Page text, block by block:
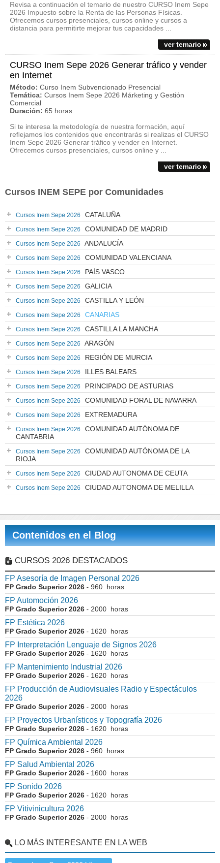
Revisa a continuación el temario de nuestro CURSO Inem Sepe
2026 Impuesto sobre la Renta de las Personas Físicas.
Ofrecemos cursos presenciales, cursos online y cursos a
distancia para permitirte mejorar tus capacidades ...
ver temario
CURSO Inem Sepe 2026 Generar tráfico y vender
en Internet
Método: Curso Inem Subvencionado Presencial
Temática: Cursos Inem Sepe 2026 Márketing y Gestión
Comercial
Duración: 65 horas
Si te interesa la metodología de nuestra formación, aquí
reflejamos los contenidos que encontrarás si realizas el CURSO
Inem Sepe 2026 Generar tráfico y vender en Internet.
Ofrecemos cursos presenciales, cursos online y ...
ver temario
Cursos INEM SEPE por Comunidades
Cursos Inem Sepe 2026 CATALUÑA
Cursos Inem Sepe 2026 COMUNIDAD DE MADRID
Cursos Inem Sepe 2026 ANDALUCÍA
Cursos Inem Sepe 2026 COMUNIDAD VALENCIANA
Cursos Inem Sepe 2026 PAÍS VASCO
Cursos Inem Sepe 2026 GALICIA
Cursos Inem Sepe 2026 CASTILLA Y LEÓN
Cursos Inem Sepe 2026 CANARIAS
Cursos Inem Sepe 2026 CASTILLA LA MANCHA
Cursos Inem Sepe 2026 ARAGÓN
Cursos Inem Sepe 2026 REGIÓN DE MURCIA
Cursos Inem Sepe 2026 ILLES BALEARS
Cursos Inem Sepe 2026 PRINCIPADO DE ASTURIAS
Cursos Inem Sepe 2026 COMUNIDAD FORAL DE NAVARRA
Cursos Inem Sepe 2026 EXTREMADURA
Cursos Inem Sepe 2026
COMUNIDAD AUTÓNOMA DE
CANTABRIA
Cursos Inem Sepe 2026
COMUNIDAD AUTÓNOMA DE LA
RIOJA
Cursos Inem Sepe 2026 CIUDAD AUTONOMA DE CEUTA
Cursos Inem Sepe 2026 CIUDAD AUTONOMA DE MELILLA
Contenidos en el Blog
CURSOS 2026 DESTACADOS
FP Asesoría de Imagen Personal 2026
FP Grado Superior 2026 - 960 horas
FP Automoción 2026
FP Grado Superior 2026 - 2000 horas
FP Estética 2026
FP Grado Superior 2026 - 1620 horas
FP Interpretación Lenguaje de Signos 2026
FP Grado Superior 2026 - 1620 horas
FP Mantenimiento Industrial 2026
FP Grado Superior 2026 - 1620 horas
FP Producción de Audiovisuales Radio y Espectáculos
2026
FP Grado Superior 2026 - 2000 horas
FP Proyectos Urbanísticos y Topografía 2026
FP Grado Superior 2026 - 1620 horas
FP Química Ambiental 2026
FP Grado Superior 2026 - 960 horas
FP Salud Ambiental 2026
FP Grado Superior 2026 - 1600 horas
FP Sonido 2026
FP Grado Superior 2026 - 1620 horas
FP Vitivinicultura 2026
FP Grado Superior 2026 - 2000 horas
LO MÁS INTERESANTE EN LA WEB